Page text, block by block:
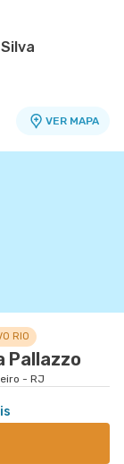
VER MAPA
RIO
Pallazzo
- RJ